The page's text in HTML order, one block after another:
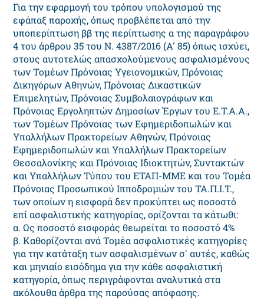
Για την εφαρμογή του τρόπου υπολογισμού της
εφάπαξ παροχής, όπως προβλέπεται από την
υποπερίπτωση ββ της περίπτωσης α της παραγράφου
4 του άρθρου 35 του Ν. 4387/2016 (Α' 85) όπως ισχύει,
στους αυτοτελώς απασχολούμενους ασφαλισμένους
των Τομέων Πρόνοιας Υγειονομικών, Πρόνοιας
Δικηγόρων Αθηνών, Πρόνοιας Δικαστικών
Επιμελητών, Πρόνοιας Συμβολαιογράφων και
Πρόνοιας Εργοληπτών Δημοσίων Έργων του E.T.A.A.,
των Τομέων Πρόνοιας των Εφημεριδοπωλών και
Υπαλλήλων Πρακτορείων Αθηνών, Πρόνοιας
Εφημεριδοπωλών και Υπαλλήλων Πρακτορείων
Θεσσαλονίκης και Πρόνοιας Ιδιοκτητών, Συντακτών
και Υπαλλήλων Τύπου του ΕΤΑΠ-ΜΜΕ και του Τομέα
Πρόνοιας Προσωπικού Ιπποδρομιών του ΤΑ.Π.Ι.Τ.,
των οποίων η εισφορά δεν προκύπτει ως ποσοστό
επί ασφαλιστικής κατηγορίας, ορίζονται τα κάτωθι:
α. Ως ποσοστό εισφοράς θεωρείται το ποσοστό 4%
β. Καθορίζονται ανά Τομέα ασφαλιστικές κατηγορίες
για την κατάταξη των ασφαλισμένων σ' αυτές, καθώς
και μηνιαίο εισόδημα για την κάθε ασφαλιστική
κατηγορία, όπως περιγράφονται αναλυτικά στα
ακόλουθα άρθρα της παρούσας απόφασης.